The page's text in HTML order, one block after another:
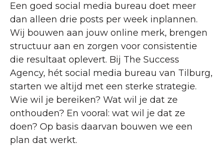
Een goed social media bureau doet meer
dan alleen drie posts per week inplannen.
Wij bouwen aan jouw online merk, brengen
structuur aan en zorgen voor consistentie
die resultaat oplevert. Bij The Success
Agency, hét social media bureau van Tilburg,
starten we altijd met een sterke strategie.
Wie wil je bereiken? Wat wil je dat ze
onthouden? En vooral: wat wil je dat ze
doen? Op basis daarvan bouwen we een
plan dat werkt.